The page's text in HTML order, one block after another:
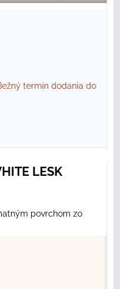
termín dodania do
LESK
povrchom zo